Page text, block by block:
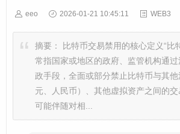
eeo 2026-01-21 10:45:11 WEB3
摘要：
比特币交易禁用的核心定义“比
常指国家或地区的政府、监管机构通
政手段，全面或部分禁止比特币与其
元、人民币）、其他虚拟资产之间的
可能伴随对相...